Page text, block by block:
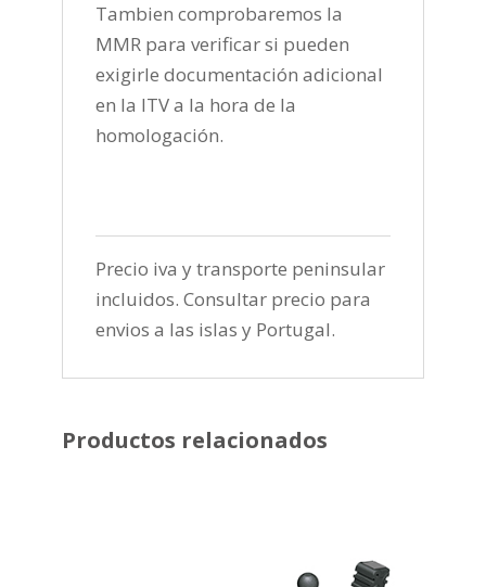
Tambien comprobaremos la
MMR para verificar si pueden
exigirle documentación adicional
en la ITV a la hora de la
homologación.
Precio iva y transporte peninsular
incluidos. Consultar precio para
envios a las islas y Portugal.
Productos relacionados